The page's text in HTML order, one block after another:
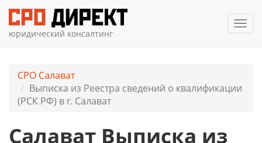
юридический консалтинг
СРО Салават
Выписка из Реестра сведений о квалификации
(РСК РФ) в г. Салават
Салават Выписка из